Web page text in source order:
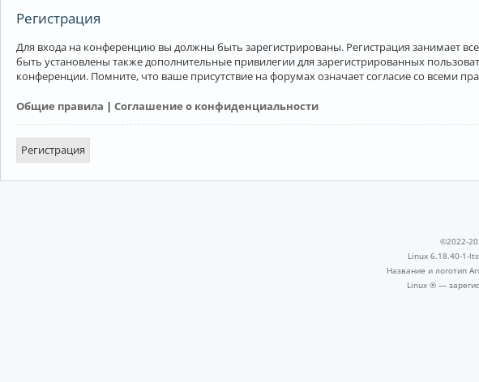
Регистрация
Для входа на конференцию вы должны быть зарегистрированы. Регистрация занимает
быть установлены также дополнительные привилегии для зарегистрированных
конференции. Помните, что ваше присутствие на форумах означает согласие со всеми
Общие правила | Соглашение о конфиденциальности
Регистрация
©2022-
Linux 6.18.40-1-
Название и логотип
Linux ® —